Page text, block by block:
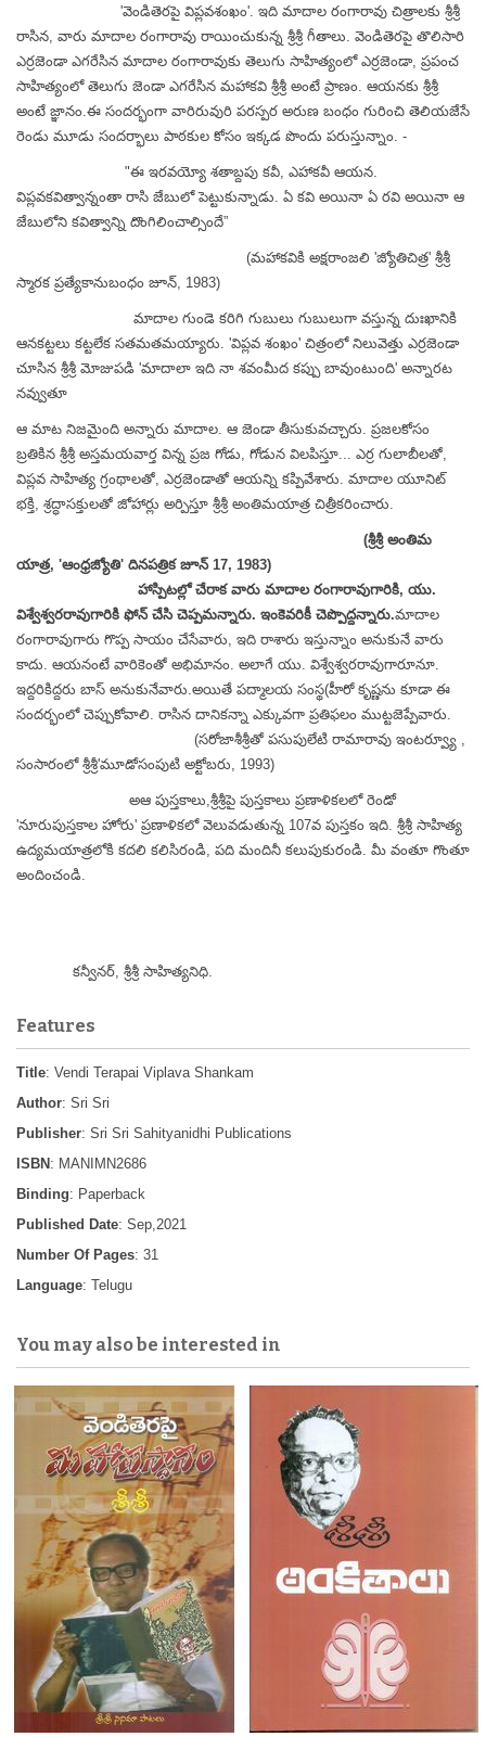
'వెండితెరపై విప్లవశంఖం'. ఇది మాదాల రంగారావు చిత్రాలకు శ్రీశ్రీ
రాసిన, వారు మాదాల రంగారావు రాయించుకున్న శ్రీశ్రీ గీతాలు. వెండితెరపై తొలిసారి
ఎర్రజెండా ఎగరేసిన మాదాల రంగారావుకు తెలుగు సాహిత్యంలో ఎర్రజెండా, ప్రపంచ
సాహిత్యంలో తెలుగు జెండా ఎగరేసిన మహాకవి శ్రీశ్రీ అంటే ప్రాణం. ఆయనకు శ్రీశ్రీ
అంటే జ్ఞానం.ఈ సందర్భంగా వారిరువురి పరస్పర అరుణ బంధం గురించి తెలియజేసే
రెండు మూడు సందర్భాలు పాఠకుల కోసం ఇక్కడ పొందు పరుస్తున్నాం. -
"ఈ ఇరవయ్యో శతాబ్దపు కవీ, ఎహాకవీ ఆయన.
విప్లవకవిత్వాన్నంతా రాసి జేబులో పెట్టుకున్నాడు. ఏ కవి అయినా ఏ రవి అయినా ఆ
జేబులోని కవిత్వాన్ని దొంగిలించాల్సిందే”
(మహాకవికి అక్షరాంజలి 'జ్యోతిచిత్ర' శ్రీశ్రీ
స్మారక ప్రత్యేకానుబంధం జూన్, 1983)
మాదాల గుండె కరిగి గుబులు గుబులుగా వస్తున్న దుఃఖానికి
ఆనకట్టలు కట్టలేక సతమతమయ్యారు. 'విప్లవ శంఖం' చిత్రంలో నిలువెత్తు ఎర్రజెండా
చూసిన శ్రీశ్రీ మోజుపడి 'మాదాలా ఇది నా శవంమీద కప్పు బావుంటుంది' అన్నారట
నవ్వుతూ
ఆ మాట నిజమైంది అన్నారు మాదాల. ఆ జెండా తీసుకువచ్చారు. ప్రజలకోసం
బ్రతికిన శ్రీశ్రీ అస్తమయవార్త విన్న ప్రజ గోడు, గోడున విలపిస్తూ... ఎర్ర గులాబీలతో,
విప్లవ సాహిత్య గ్రంథాలతో, ఎర్రజెండాతో ఆయన్ని కప్పివేశారు. మాదాల యూనిట్
భక్తి, శ్రద్ధాసక్తులతో జోహార్లు అర్పిస్తూ శ్రీశ్రీ అంతిమయాత్ర చిత్రీకరించారు.
(శ్రీశ్రీ అంతిమ
యాత్ర, 'ఆంధ్రజ్యోతి' దినపత్రిక జూన్ 17, 1983)
హాస్పిటల్లో చేరాక వారు మాదాల రంగారావుగారికి, యు.
విశ్వేశ్వరరావుగారికి ఫోన్ చేసి చెప్పమన్నారు. ఇంకెవరికీ చెప్పొద్దన్నారు.మాదాల
రంగారావుగారు గొప్ప సాయం చేసేవారు, ఇది రాశారు ఇస్తున్నాం అనుకునే వారు
కాదు. ఆయనంటే వారికెంతో అభిమానం. అలాగే యు. విశ్వేశ్వరరావుగారూనూ.
ఇద్దరికిద్దరు బాస్ అనుకునేవారు.అయితే పద్మాలయ సంస్థ(హీరో కృష్ణను కూడా ఈ
సందర్భంలో చెప్పుకోవాలి. రాసిన దానికన్నా ఎక్కువగా ప్రతిఫలం ముట్టజెప్పేవారు.
(సరోజాశీశ్రీతో పసుపులేటి రామారావు ఇంటర్వ్యూ ,
సంసారంలో శ్రీశ్రీ'మూడోసంపుటి అక్టోబరు, 1993)
అఆ పుస్తకాలు,శ్రీశ్రీపై పుస్తకాలు ప్రణాళికలలో రెండో
'నూరుపుస్తకాల హోరు' ప్రణాళికలో వెలువడుతున్న 107వ పుస్తకం ఇది. శ్రీశ్రీ సాహిత్య
ఉద్యమయాత్రలోకి కదలి కలిసిరండి, పది మందినీ కలుపుకురండి. మీ వంతూ గొంతూ
అందించండి.
కన్వీనర్, శ్రీశ్రీ సాహిత్యనిధి.
Features
Title: Vendi Terapai Viplava Shankam
Author: Sri Sri
Publisher: Sri Sri Sahityanidhi Publications
ISBN : MANIMN2686
Binding: Paperback
Published Date: Sep,2021
Number Of Pages: 31
Language: Telugu
You may also be interested in